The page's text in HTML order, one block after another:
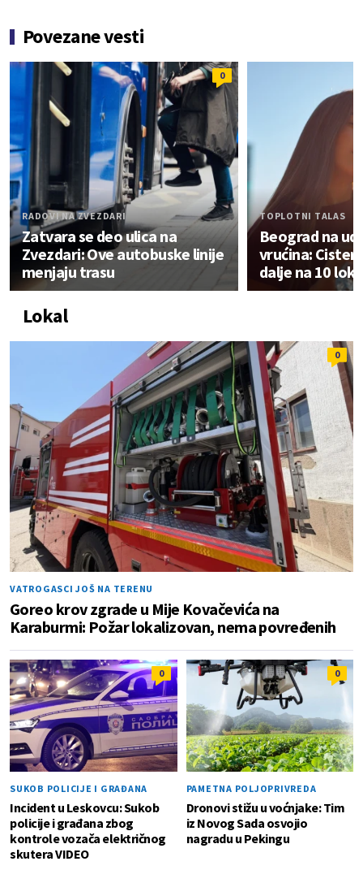
Povezane vesti
0
RADOVI NA ZVEZDARI
Zatvara se deo ulica na
Zvezdari: Ove autobuske linije
menjaju trasu
TOPLOTNI TALAS
Beograd na
vrućina:
dalje na 10
Lokal
0
VATROGASCI JOŠ NA TERENU
Goreo krov zgrade u Mije Kovačevića na
Karaburmi: Požar lokalizovan, nema povređenih
0
SUKOB POLICIJE I GRAĐANA
Incident u Leskovcu: Sukob
policije i građana zbog
kontrole vozača električnog
skutera VIDEO
0
PAMETNA POLJOPRIVREDA
Dronovi stižu u voćnjake: Tim
iz Novog Sada osvojio
nagradu u Pekingu